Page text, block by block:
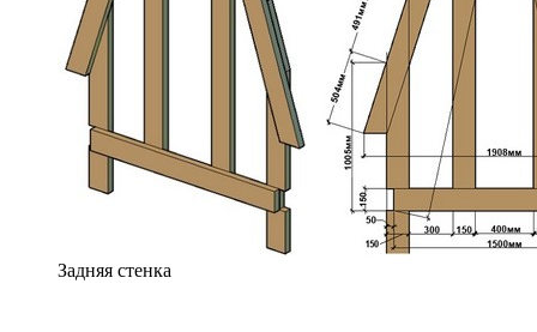
Задняя стенка